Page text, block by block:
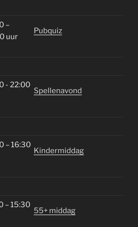
–
uur
Pubquiz
- 22:00
Spellenavond
– 16:30
Kindermiddag
– 15:30
55+ middag